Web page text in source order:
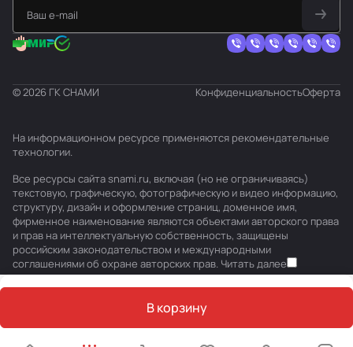
В корзину
© 2026 ГК СНАМИ КонфиденциальностьОферта
На информационном ресурсе применяются рекомендательные
технологии.
Все ресурсы сайта snami.ru, включая (но не ограничиваясь)
текстовую, графическую, фотографическую и видео информацию,
структуру, дизайн и оформление страниц, доменное имя,
фирменное наименование являются объектами авторского права
и прав на интеллектуальную собственность, защищены
российским законодательством и международными
соглашениями об охране авторских прав. Читать далее